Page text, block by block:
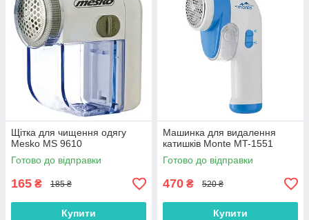
Щітка для чищення одягу
Mesko MS 9610
Готово до відправки
165 ₴ 185 ₴
Купити
Машинка для видалення
катишків Monte MT-1551
Готово до відправки
470 ₴ 520 ₴
Купити